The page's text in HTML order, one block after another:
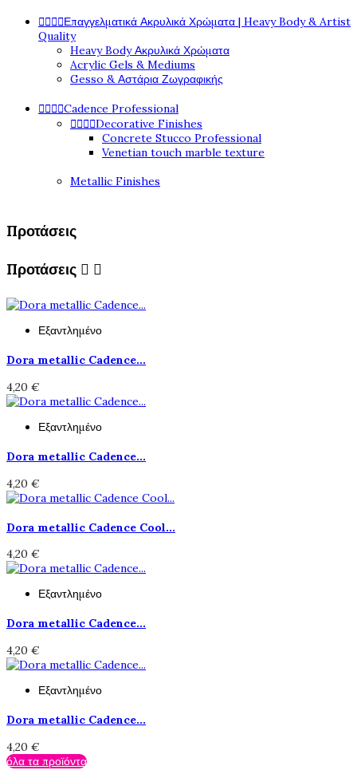
Επαγγελματικά Ακρυλικά Χρώματα | Heavy Body & Artist
Quality
Heavy Body Ακρυλικά Χρώματα
Acrylic Gels & Mediums
Gesso & Αστάρια Ζωγραφικής
Cadence Professional
Decorative Finishes
Concrete Stucco Professional
Venetian touch marble texture
Metallic Finishes
Προτάσεις
Προτάσεις  
Εξαντλημένο
Dora metallic Cadence...
4,20 €
Εξαντλημένο
Dora metallic Cadence...
4,20 €
Dora metallic Cadence Cool...
4,20 €
Εξαντλημένο
Dora metallic Cadence...
4,20 €
Εξαντλημένο
Dora metallic Cadence...
4,20 €
όλα τα προϊόντα